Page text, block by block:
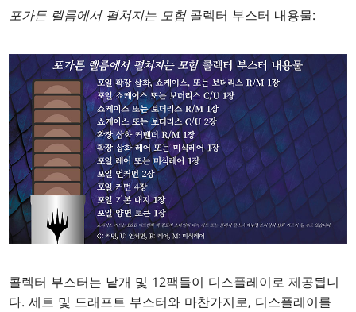
포가튼 렐름에서 펼쳐지는 모험콜렉터 부스터 내용물:
콜렉터 부스터는 낱개 및 12팩들이 디스플레이로 제공됩니
다. 세트 및 드래프트 부스터와 마찬가지로, 디스플레이를